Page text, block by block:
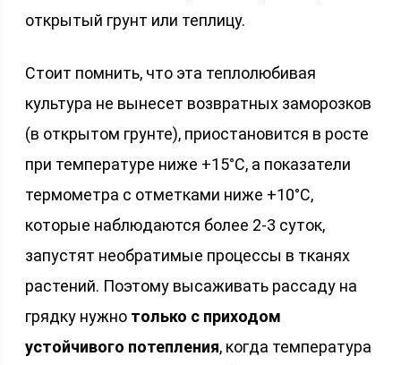
открытый грунт или теплицу.
Стоит помнить, что эта теплолюбивая
культура не вынесет возвратных заморозков
(в открытом грунте), приостановится в росте
при температуре ниже +15°С, а показатели
термометра с отметками ниже +10°С,
которые наблюдаются более 2-3 суток,
запустят необратимые процессы в тканях
растений. Поэтому высаживать рассаду на
грядку нужно только с приходом
устойчивого потепления, когда температура